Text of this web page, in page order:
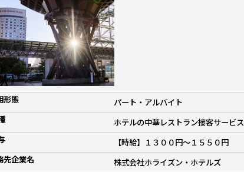
形態
パート・アルバイト
ホテルの中華レストラン接客サービス
【時給】１３００円～１５５０円
先企業名
株式会社ホライズン・ホテルズ